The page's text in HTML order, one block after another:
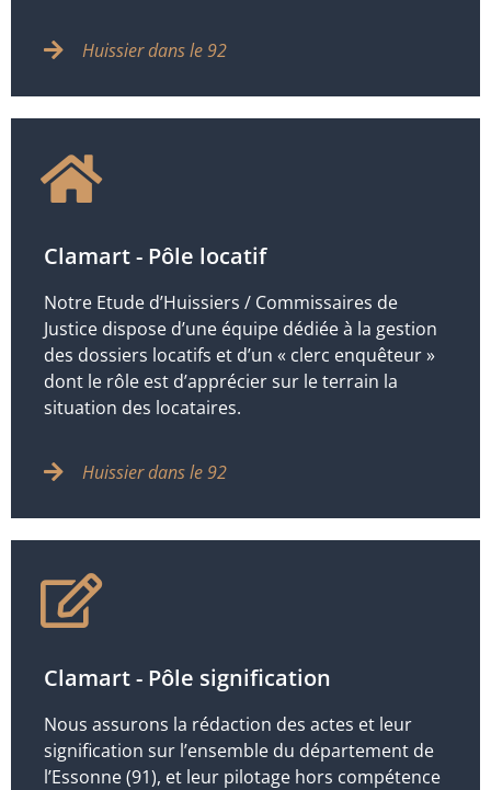
Huissier dans le 92
Clamart - Pôle locatif
Notre Etude d’Huissiers / Commissaires de
Justice dispose d’une équipe dédiée à la gestion
des dossiers locatifs et d’un « clerc enquêteur »
dont le rôle est d’apprécier sur le terrain la
situation des locataires.
Huissier dans le 92
Clamart - Pôle signification
Nous assurons la rédaction des actes et leur
signification sur l’ensemble du département de
l’Essonne (91), et leur pilotage hors compétence